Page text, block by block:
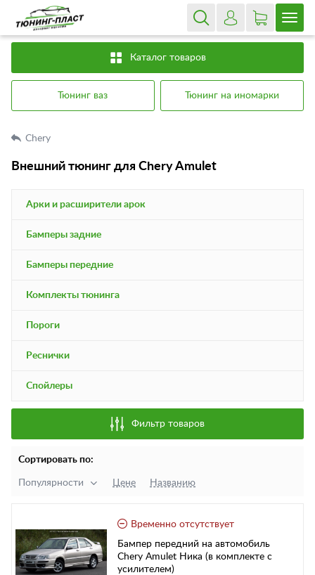
Каталог товаров
Тюнинг ваз Тюнинг на иномарки
Chery
Внешний тюнинг для Chery Amulet
Арки и расширители арок
Бамперы задние
Бамперы передние
Комплекты тюнинга
Пороги
Реснички
Спойлеры
Фильтр товаров
Сортировать по:
Популярности Цене Названию
Временно отсутствует
Бампер передний на автомобиль
Chery Amulet Ника (в комплекте с
усилителем)